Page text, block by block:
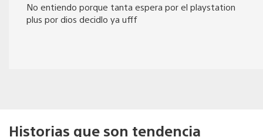
No entiendo porque tanta espera por el playstation
plus por dios decidlo ya ufff
Historias que son tendencia